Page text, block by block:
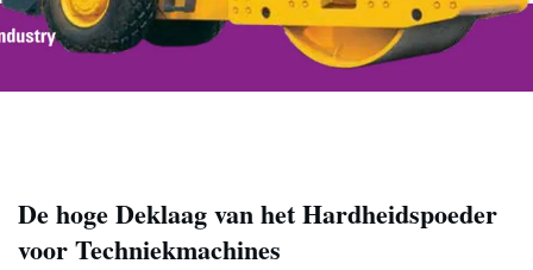
De hoge Deklaag van het Hardheidspoeder
voor Techniekmachines